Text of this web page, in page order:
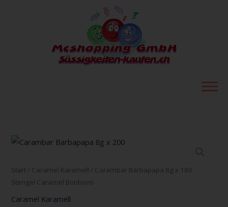
Start / Caramel Karamell / Carambar Barbapapa 8g x 180
Stengel Caramel Bonbons
Caramel Karamell
Carambar
8g
x
180